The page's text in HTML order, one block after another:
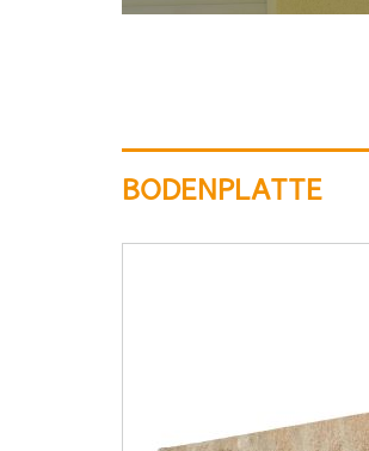
BODENPLATTE